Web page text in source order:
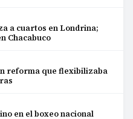
a cuartos en Londrina;
Chacabuco
reforma que flexibilizaba
en el boxeo nacional